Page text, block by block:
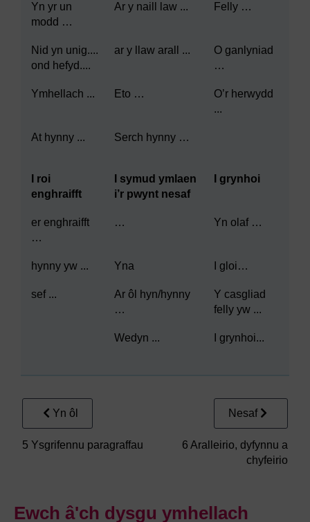
Yn yr un
modd …
Ar y naill law ... Felly …
Nid yn unig....
ond hefyd....
ar y llaw arall ...
O ganlyniad
…
Ymhellach ... Eto …
O’r herwydd
...
At hynny ... Serch hynny …
I roi
enghraifft
I symud ymlaen
i’r pwynt nesaf
I grynhoi
er enghraifft
…
… Yn olaf …
hynny yw ... Yna I gloi…
sef ...
Ar ôl hyn/hynny
…
Y casgliad
felly yw ...
Wedyn ... I grynhoi...
Yn ôl
5 Ysgrifennu paragraffau
Nesaf
6 Aralleirio, dyfynnu a
chyfeirio
Ewch â'ch dysgu ymhellach